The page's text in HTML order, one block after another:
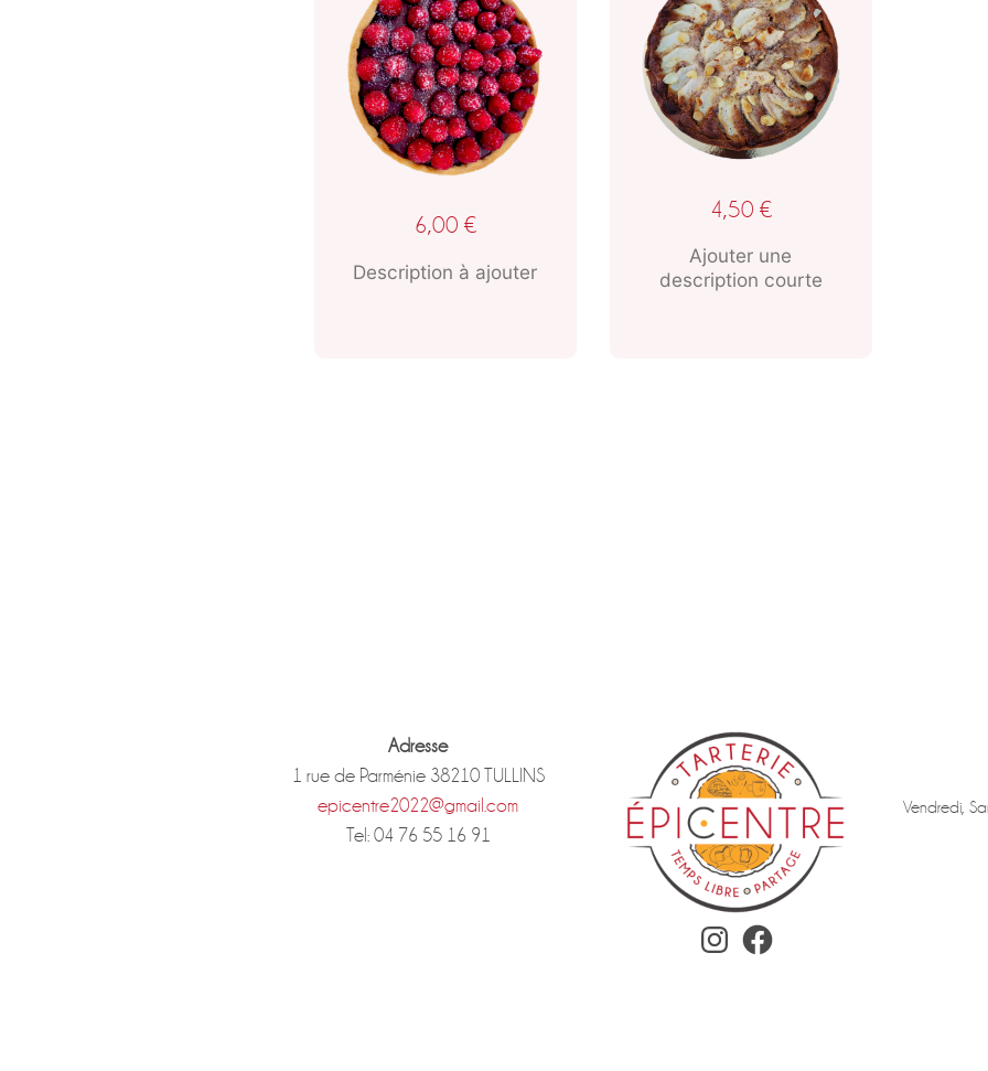
Description à ajouter
6,00 €
Ajouter une
description courte
4,50 €
Adresse
1 rue de Parménie 38210 TULLINS
epicentre2022@gmail.com
Tel: 04 76 55 16 91
Instagram Facebook
Vendredi,